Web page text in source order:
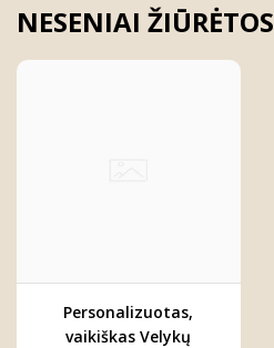
NESENIAI ŽIŪRĖTOS
Personalizuotas,
vaikiškas Velykų